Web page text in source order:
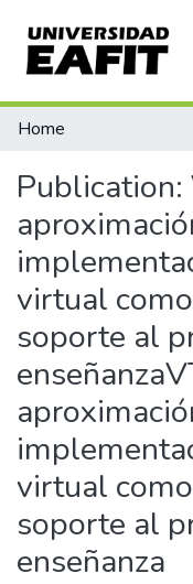
Communities &
Home
Publication:
virtual
soporte al
virtual
soporte al
enseñanza